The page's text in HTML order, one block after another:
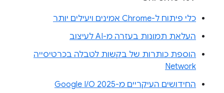
כלי פיתוח ל-Chrome אמינים ויעילים יותר
העלאת תמונות בעזרה מ-AI לעיצוב
הוספת כותרות של בקשות לטבלה בכרטיסייה
Network
החידושים העיקריים מ-Google I/O 2025